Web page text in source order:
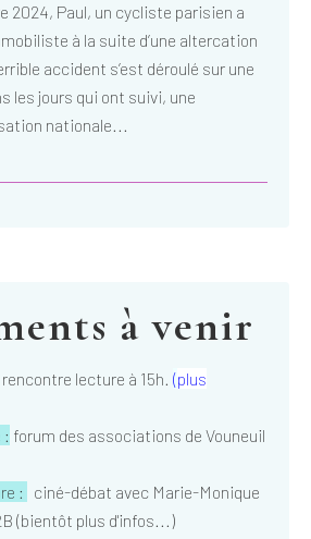
2024, Paul, un cycliste parisien a
à la suite d’une altercation
accident s’est déroulé sur une
les jours qui ont suivi, une
nationale...
à venir
rencontre lecture à 15h. (plus
: forum des associations de Vouneuil
:
ciné-débat avec Marie-Monique
(bientôt plus d'infos...)